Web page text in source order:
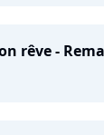
rêve -